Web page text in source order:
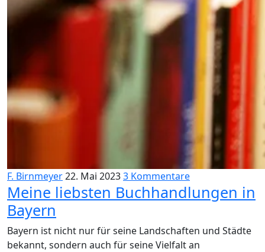
F. Birnmeyer22. Mai 20233 Kommentare
Meine liebsten Buchhandlungen in
Bayern
Bayern ist nicht nur für seine Landschaften und Städte
bekannt, sondern auch für seine Vielfalt an